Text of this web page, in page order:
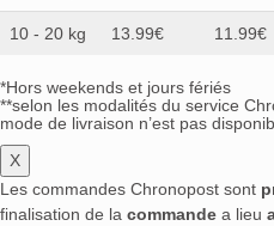
10 - 20 kg 13.99€ 11.99€
*Hors weekends et jours fériés
**selon les modalités du service
mode de livraison n’est pas
X
Les commandes Chronopost sont
finalisation de la commande a lieu